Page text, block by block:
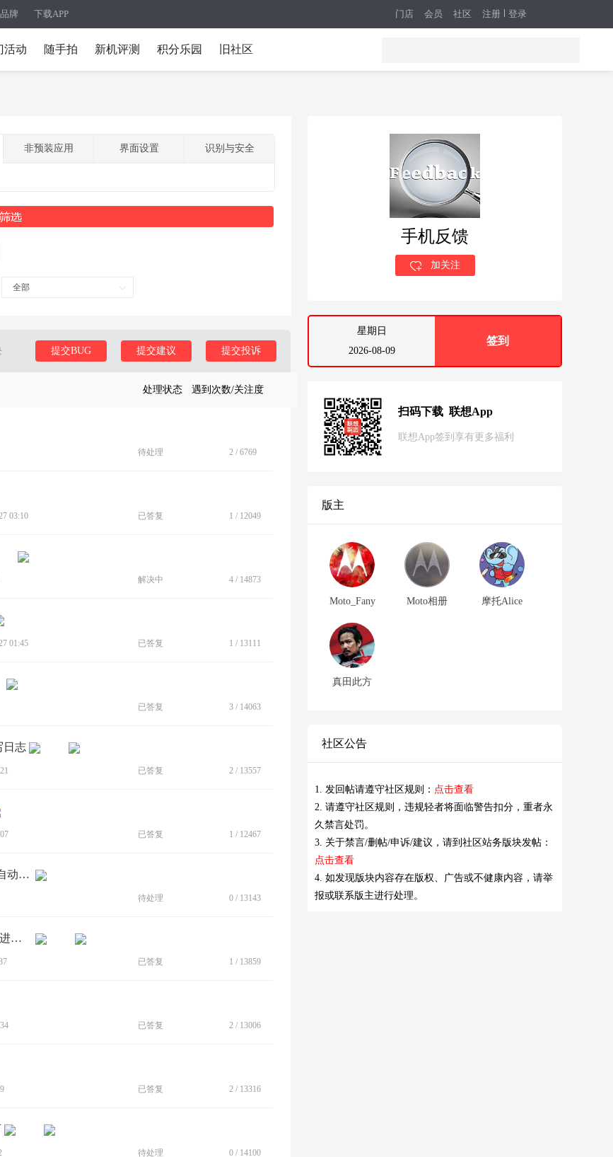
品牌 下载APP 注册 登录
门店 会员 社区
活动 随手拍 新机评测 积分乐园 旧社区
非预装应用 界面设置 识别与安全
全部
提交投诉
提交建议
提交BUG
处理状态 遇到次数/关注度
待处理 2 / 6769
03:10 已答复 1 / 12049
解决中 4 / 14873
01:45 已答复 1 / 13111
已答复 3 / 14063
日志
已答复 2 / 13557
已答复 1 / 12467
[建议]建议加入自定义主屏功能和桌面图标自动排序
待处理 0 / 13143
[BUG]拯救者2 PRO [13.0.822]游戏双开无法进入拯救者领域
已答复 1 / 13859
已答复 2 / 13006
已答复 2 / 13316
待处理 0 / 14100
手机反馈
加关注
星期日
2026-08-09
签到
扫码下载 联想App
联想App签到享有更多福利
版主
Moto_Fany Moto相册 摩托Alice
真田此方
社区公告
1. 发回帖请遵守社区规则： 点击查看
2. 请遵守社区规则，违规轻者将面临警告扣分，重者永
久禁言处罚。
3. 关于禁言/删帖/申诉/建议，请到社区站务版块发帖：
点击查看
4. 如发现版块内容存在版权、广告或不健康内容，请举
报或联系版主进行处理。